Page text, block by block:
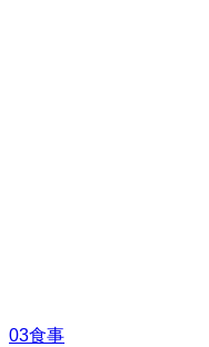
03食事